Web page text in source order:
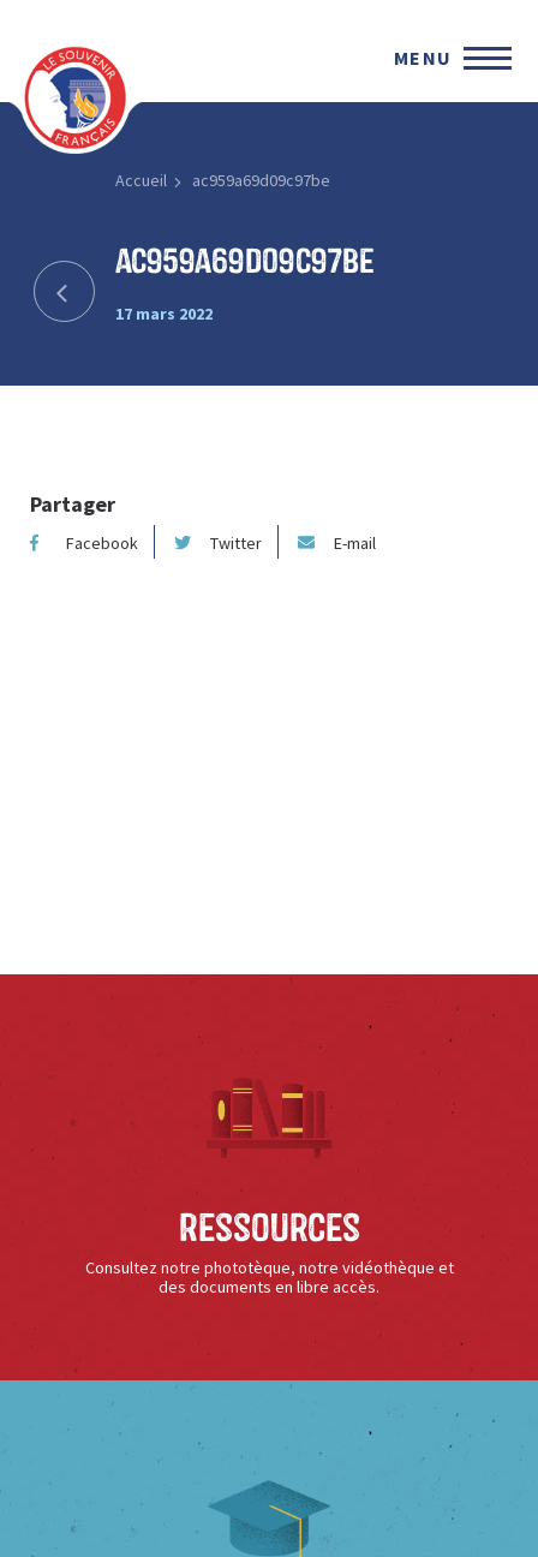
MENU
Accueil ac959a69d09c97be
ac959a69d09c97be
17 mars 2022
Partager
Facebook Twitter E-mail
Ressources
Consultez notre phototèque, notre vidéothèque et
des documents en libre accès.